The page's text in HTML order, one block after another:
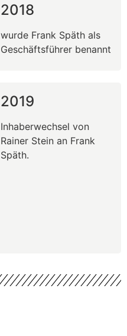
2018
wurde Frank Späth als
Geschäftsführer benannt
2019
Inhaberwechsel von
Rainer Stein an Frank
Späth.